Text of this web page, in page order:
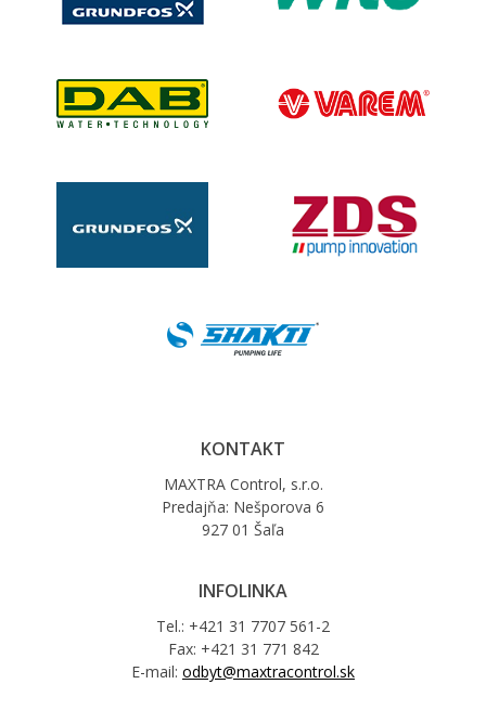
KONTAKT
MAXTRA Control, s.r.o.
Predajňa: Nešporova 6
927 01 Šaľa
INFOLINKA
Tel.: +421 31 7707 561-2
Fax: +421 31 771 842
E-mail: odbyt@maxtracontrol.sk